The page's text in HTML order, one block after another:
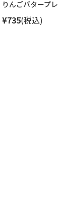
りんごバタープ
¥735(税込)